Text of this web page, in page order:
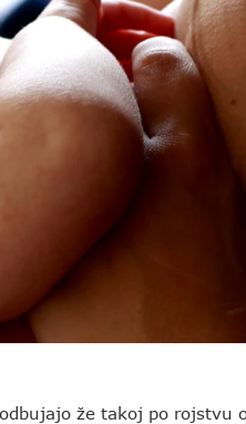
že takoj po rojstvu